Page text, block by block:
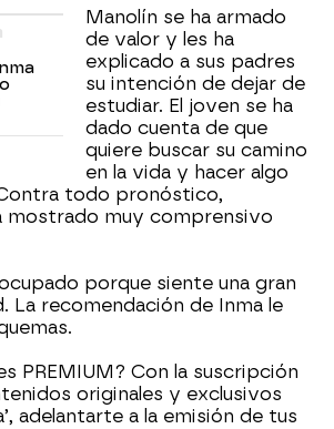
Manolín se ha armado
de valor y les ha
explicado a sus padres
su intención de dejar de
estudiar. El joven se ha
dado cuenta de que
quiere buscar su camino
en la vida y hacer algo
todo pronóstico,
mostrado muy comprensivo
porque siente una gran
La recomendación de Inma le
PREMIUM? Con la suscripción
originales y exclusivos
adelantarte a la emisión de tus